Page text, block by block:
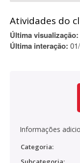
Atividades do
Última visualização:
Última interação:
Informações
Categoria: